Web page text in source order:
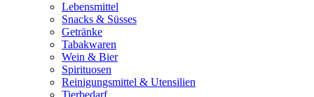
Lebensmittel
Snacks & Süsses
Getränke
Tabakwaren
Wein & Bier
Spirituosen
Reinigungsmittel & Utensilien
Tierbedarf